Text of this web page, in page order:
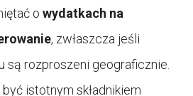
o wydatkach na
, zwłaszcza jeśli
są rozproszeni geograficznie.
istotnym składnikiem